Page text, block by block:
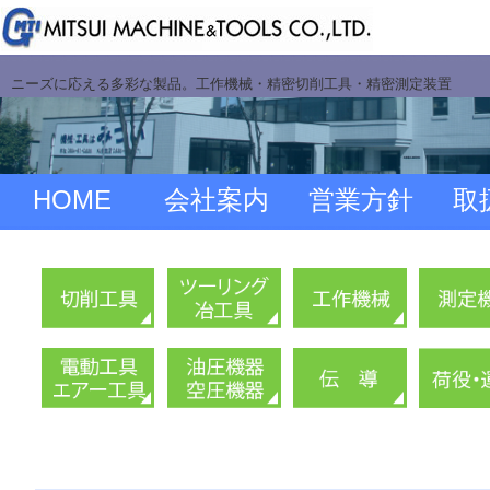
ニーズに応える多彩な製品。工作機械・精密切削工具・精密測定装置
HOME 会社案内 営業方針 取